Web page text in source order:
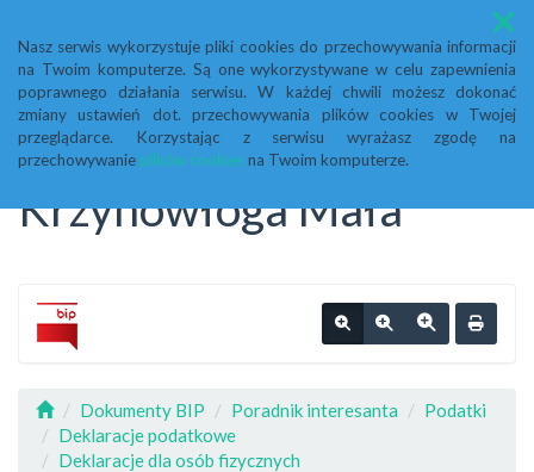
Nasz serwis wykorzystuje pliki cookies do przechowywania informacji
na Twoim komputerze. Są one wykorzystywane w celu zapewnienia
poprawnego działania serwisu. W każdej chwili możesz dokonać
zmiany ustawień dot. przechowywania plików cookies w Twojej
przeglądarce. Korzystając z serwisu wyrażasz zgodę na
przechowywanie plików cookiesna Twoim komputerze.
Menu
Biuletyn Informacji
Publicznej Urząd Gminy
Krzynowłoga Mała
Dokumenty BIP Poradnik interesanta
Podatki
Deklaracje podatkowe
Deklaracje dla osób fizycznych